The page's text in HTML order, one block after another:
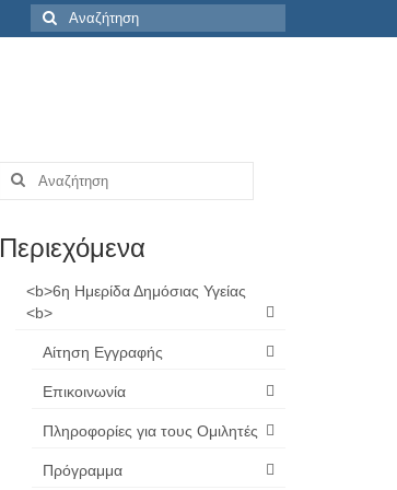
Αναζήτηση
για:
Αναζήτηση
Περιεχόμενα
<b>6η Ημερίδα Δημόσιας Υγείας
<b>
Αίτηση Εγγραφής
Επικοινωνία
Πληροφορίες για τους Ομιλητές
Πρόγραμμα